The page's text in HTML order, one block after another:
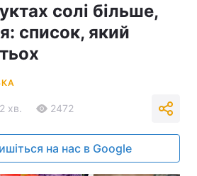
солі більше,
список, який
2 хв. 2472
на нас в Google